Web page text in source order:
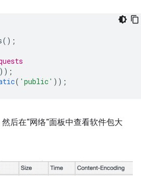
();
( 'public' ));
后在“网络”面板中查看软件包大